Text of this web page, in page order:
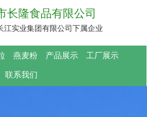
长隆食品有限公司
江实业集团有限公司下属企业
燕麦粉 产品展示
工厂展示
联系我们